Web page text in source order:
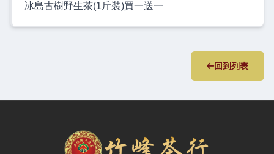
冰島古樹野生茶(1斤裝)買一送一
回到列表
竹峰茶行 — 網站概要、主導覽與聯絡方式